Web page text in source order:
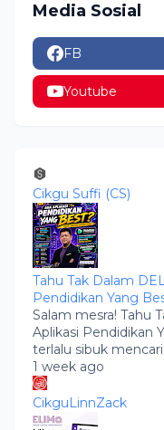
Media Sosial
FB
Youtube
Cikgu Suffi (CS)
Tahu Tak Dalam
Pendidikan Yang
Salam mesra! Tahu
Aplikasi Pendidikan
terlalu sibuk mencari
1 week ago
CikguLinnZack